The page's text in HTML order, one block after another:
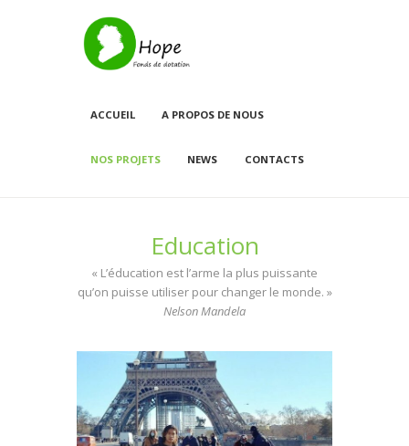
ACCUEIL A PROPOS DE NOUS
NOS PROJETS NEWS CONTACTS
Education
« L’éducation est l’arme la plus puissante
qu’on puisse utiliser pour changer le monde. »
Nelson Mandela